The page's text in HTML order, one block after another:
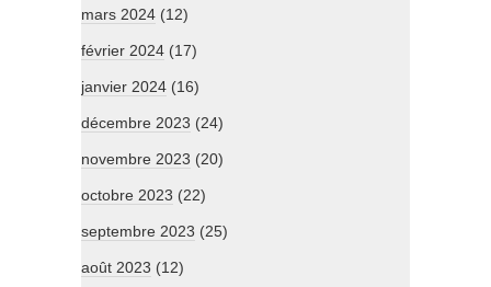
mars 2024 (12)
février 2024 (17)
janvier 2024 (16)
décembre 2023 (24)
novembre 2023 (20)
octobre 2023 (22)
septembre 2023 (25)
août 2023 (12)